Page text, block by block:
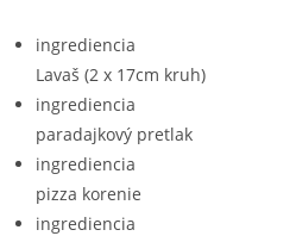
ingrediencia
Lavaš (2 x 17cm kruh)
ingrediencia
paradajkový pretlak
ingrediencia
pizza korenie
ingrediencia